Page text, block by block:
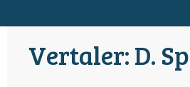
Vertaler: D.